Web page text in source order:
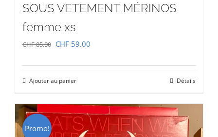
SOUS VETEMENT MÉRINOS
femme xs
CHF85.00 Le
initial
était :
CHF 85.00.
CHF 59.00
actuel
CHF 59.00.
Ajouter au panier Détails
Promo!